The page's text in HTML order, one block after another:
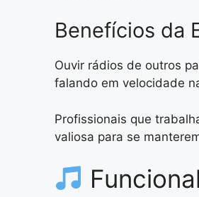
Benefícios da
Ouvir rádios de outros
falando em velocidade
Profissionais que
valiosa para se